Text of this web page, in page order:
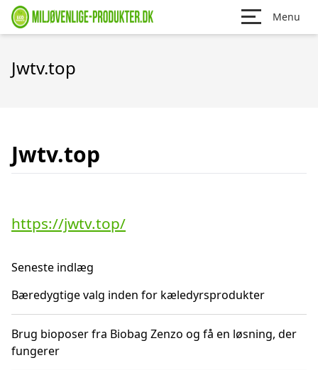
Menu
Jwtv.top
Jwtv.top
https://jwtv.top/
Seneste indlæg
Bæredygtige valg inden for kæledyrsprodukter
Brug bioposer fra Biobag Zenzo og få en løsning, der
fungerer